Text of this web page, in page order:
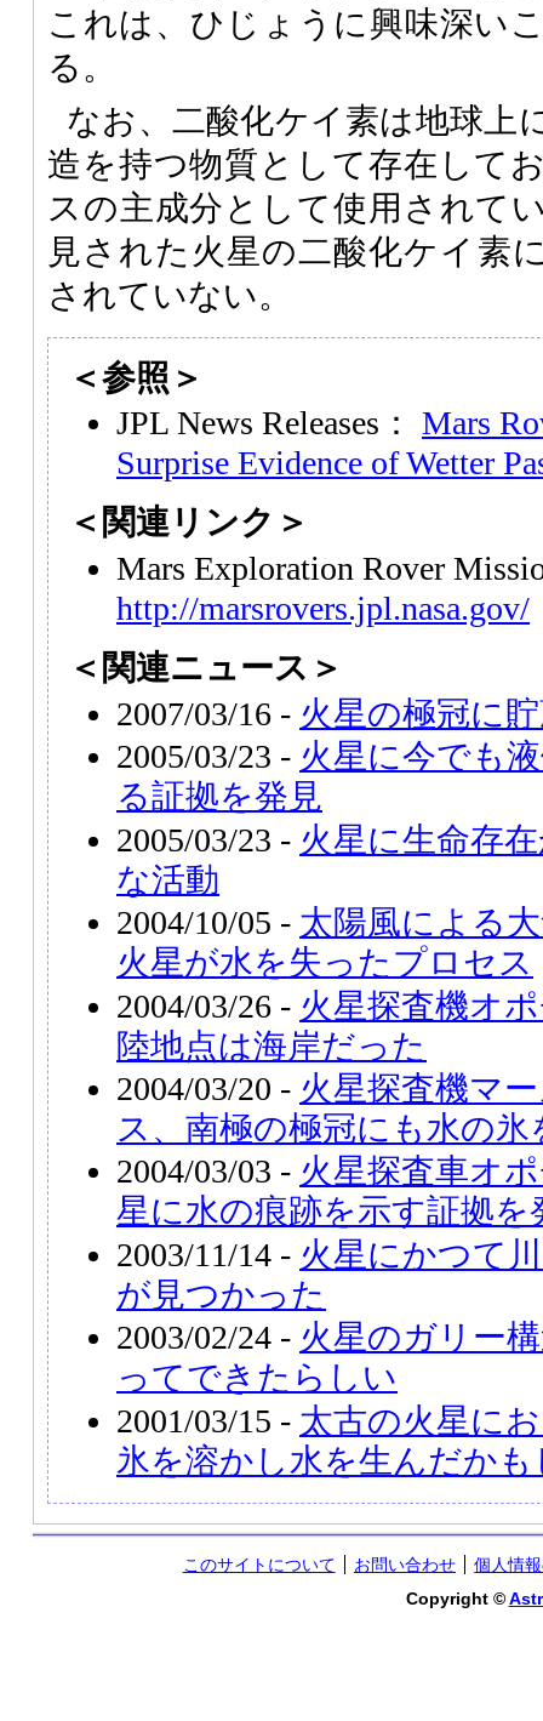
これは、ひじょうに興味深い
る。
なお、二酸化ケイ素は地球上
造を持つ物質として存在して
スの主成分として使用されて
見された火星の二酸化ケイ素
されていない。
＜参照＞
JPL News Releases： Mars
Surprise Evidence of Wetter
＜関連リンク＞
Mars Exploration Rover
http://marsrovers.jpl.nasa.gov/
＜関連ニュース＞
2007/03/16 - 火星の極冠に
2005/03/23 - 火星に今でも
る証拠を発見
2005/03/23 - 火星に生命存
な活動
2004/10/05 - 太陽風による
火星が水を失ったプロセス
2004/03/26 - 火星探査機オ
陸地点は海岸だった
2004/03/20 - 火星探査機マ
ス、南極の極冠にも水の氷
2004/03/03 - 火星探査車オ
星に水の痕跡を示す証拠を
2003/11/14 - 火星にかつて
が見つかった
2003/02/24 - 火星のガリー
ってできたらしい
2001/03/15 - 太古の火星に
氷を溶かし水を生んだか
このサイトについて お問い合わせ
個人情
Copyright ©